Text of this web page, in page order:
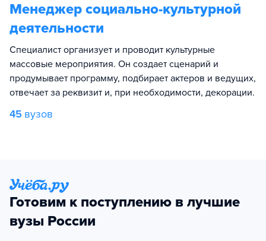
Менеджер социально-культурной
деятельности
Специалист организует и проводит культурные
массовые мероприятия. Он создает сценарий и
продумывает программу, подбирает актеров и ведущих,
отвечает за реквизит и, при необходимости, декорации.
45 вузов
Готовим к поступлению в лучшие
вузы России